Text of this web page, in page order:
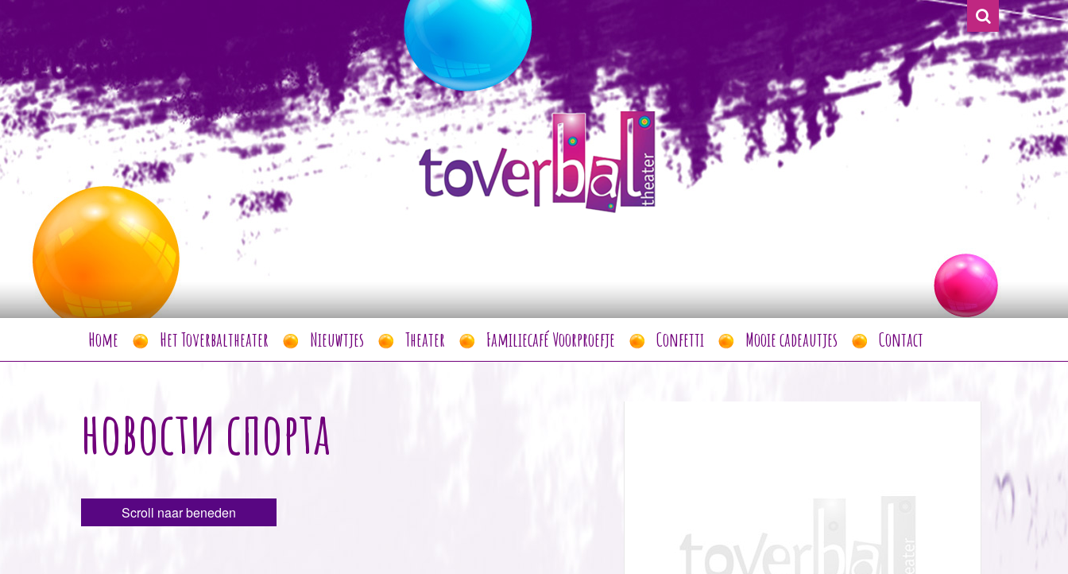
Home Het Toverbaltheater Nieuwtjes Theater Familiecafé Voorproefje Confetti Mooie cadeautjes Contact
новости спорта
Scroll naar beneden